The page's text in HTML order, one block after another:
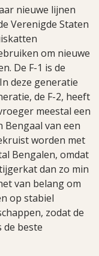
nieuwe lijnen
Verenigde Staten
om nieuwe
De F-1 is de
deze generatie
de F-2, heeft
meestal een
van een
worden met
Bengalen, omdat
dan zo min
van belang om
op stabiel
zodat de
de beste